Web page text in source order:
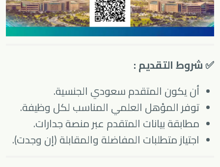
✅ شروط التقديم :
أن يكون المتقدم سعودي الجنسية.
توفر المؤهل العلمي المناسب لكل وظيفة.
مطابقة بيانات المتقدم عبر منصة جدارات.
اجتياز متطلبات المفاضلة والمقابلة (إن وجدت).